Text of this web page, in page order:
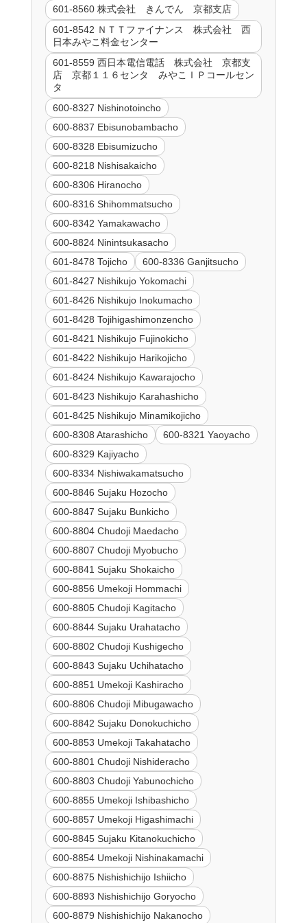
601-8560 株式会社 きんでん 京都支店
601-8542 ＮＴＴファイナンス 株式会社 西
日本みやこ料金センター
601-8559 西日本電信電話 株式会社 京都支
店 京都１１６センタ みやこＩＰコールセン
タ
600-8327 Nishinotoincho
600-8837 Ebisunobambacho
600-8328 Ebisumizucho
600-8218 Nishisakaicho
600-8306 Hiranocho
600-8316 Shihommatsucho
600-8342 Yamakawacho
600-8824 Ninintsukasacho
601-8478 Tojicho
600-8336 Ganjitsucho
601-8427 Nishikujo Yokomachi
601-8426 Nishikujo Inokumacho
601-8428 Tojihigashimonzencho
601-8421 Nishikujo Fujinokicho
601-8422 Nishikujo Harikojicho
601-8424 Nishikujo Kawarajocho
601-8423 Nishikujo Karahashicho
601-8425 Nishikujo Minamikojicho
600-8308 Atarashicho
600-8321 Yaoyacho
600-8329 Kajiyacho
600-8334 Nishiwakamatsucho
600-8846 Sujaku Hozocho
600-8847 Sujaku Bunkicho
600-8804 Chudoji Maedacho
600-8807 Chudoji Myobucho
600-8841 Sujaku Shokaicho
600-8856 Umekoji Hommachi
600-8805 Chudoji Kagitacho
600-8844 Sujaku Urahatacho
600-8802 Chudoji Kushigecho
600-8843 Sujaku Uchihatacho
600-8851 Umekoji Kashiracho
600-8806 Chudoji Mibugawacho
600-8842 Sujaku Donokuchicho
600-8853 Umekoji Takahatacho
600-8801 Chudoji Nishideracho
600-8803 Chudoji Yabunochicho
600-8855 Umekoji Ishibashicho
600-8857 Umekoji Higashimachi
600-8845 Sujaku Kitanokuchicho
600-8854 Umekoji Nishinakamachi
600-8875 Nishishichijo Ishiicho
600-8893 Nishishichijo Goryocho
600-8879 Nishishichijo Nakanocho